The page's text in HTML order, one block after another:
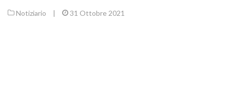
Notiziario | 31 Ottobre 2021